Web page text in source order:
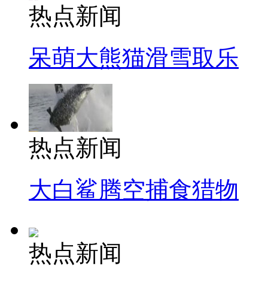
热点新闻
呆萌大熊猫滑雪取乐
热点新闻
大白鲨腾空捕食猎物
热点新闻